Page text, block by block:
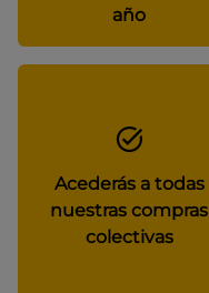
año
Acederás a todas
nuestras compras
colectivas